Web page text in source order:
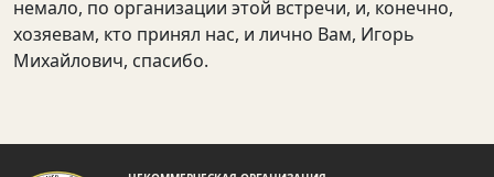
немало, по организации этой встречи, и, конечно,
хозяевам, кто принял нас, и лично Вам, Игорь
Михайлович, спасибо.